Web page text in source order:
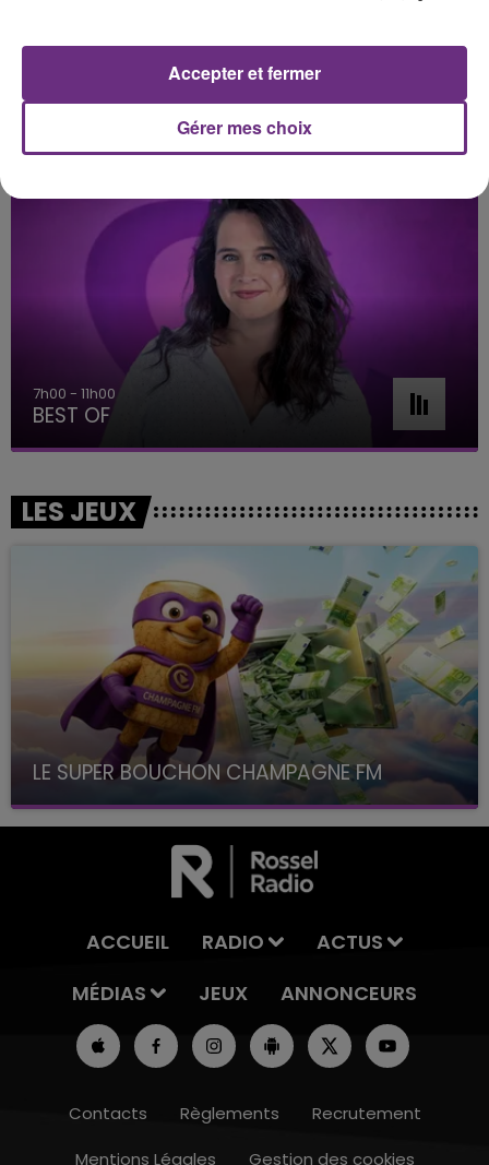
Soiree Mondaine I Just Might
A L'ANTENNE
7h00 - 11h00
BEST OF
LES JEUX
LE SUPER BOUCHON CHAMPAGNE FM
avec La Famille Champagne FM, à 8H10
ACCUEIL RADIO
ACTUS
MÉDIAS
JEUX ANNONCEURS
Contacts Règlements
Recrutement
Mentions Légales
Gestion des cookies
Gérer mes choix
Accepter et fermer